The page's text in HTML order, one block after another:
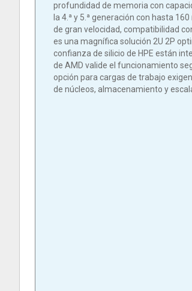
profundidad de memoria con
la 4.ª y 5.ª generación con hasta
de gran velocidad, compatibilidad
es una magnífica solución 2U 2P
confianza de silicio de HPE están
de AMD valide el funcionamiento
opción para cargas de trabajo
de núcleos, almacenamiento y